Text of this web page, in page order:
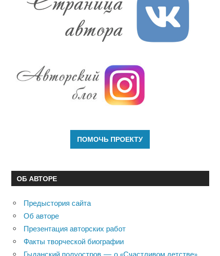
ОБ АВТОРЕ
Предыстория сайта
Об авторе
Презентация авторских работ
Факты творческой биографии